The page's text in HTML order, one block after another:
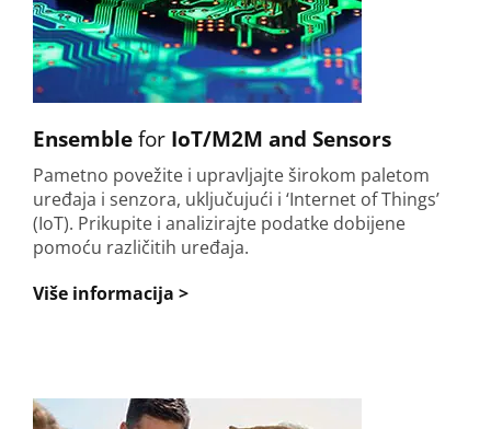
Ensemblefor IoT/M2M and Sensors
Pametno povežite i upravljajte širokom paletom
uređaja i senzora, uključujući i ‘Internet of Things’
(IoT). Prikupite i analizirajte podatke dobijene
pomoću različitih uređaja.
Više informacija >